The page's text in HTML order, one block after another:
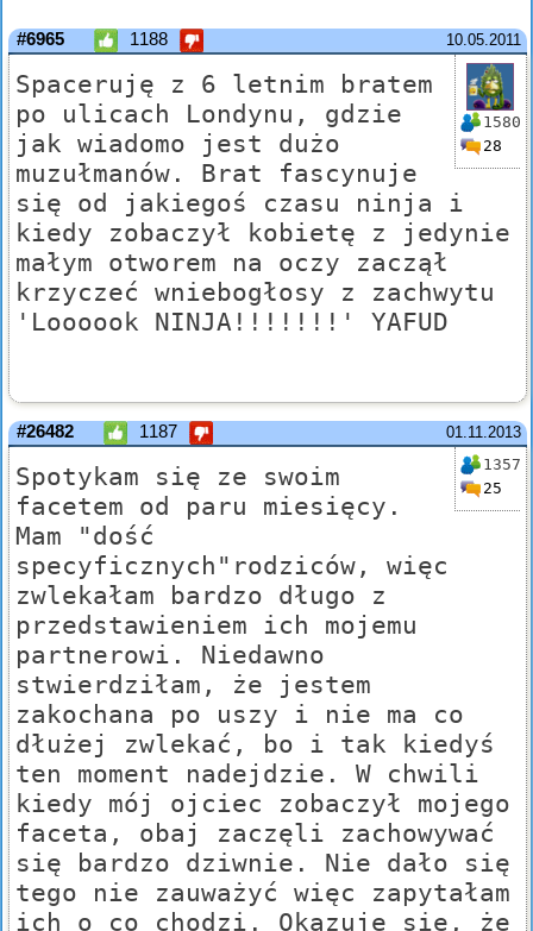
10.05.2011
#6965 1188
1580
28
Spaceruję z 6 letnim bratem
po ulicach Londynu, gdzie
jak wiadomo jest dużo
muzułmanów. Brat fascynuje
się od jakiegoś czasu ninja i
kiedy zobaczył kobietę z jedynie
małym otworem na oczy zaczął
krzyczeć wniebogłosy z zachwytu
'Loooook NINJA!!!!!!!' YAFUD
01.11.2013
#26482 1187
1357
25
Spotykam się ze swoim
facetem od paru miesięcy.
Mam "dość
specyficznych"rodziców, więc
zwlekałam bardzo długo z
przedstawieniem ich mojemu
partnerowi. Niedawno
stwierdziłam, że jestem
zakochana po uszy i nie ma co
dłużej zwlekać, bo i tak kiedyś
ten moment nadejdzie. W chwili
kiedy mój ojciec zobaczył mojego
faceta, obaj zaczęli zachowywać
się bardzo dziwnie. Nie dało się
tego nie zauważyć więc zapytałam
ich o co chodzi. Okazuje się, że